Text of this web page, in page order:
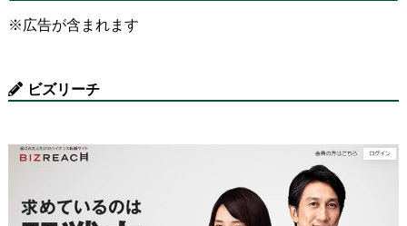
※広告が含まれます
ビズリーチ